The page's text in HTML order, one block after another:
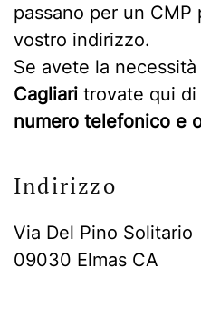
passano per un CMP
vostro indirizzo.
Se avete la
Cagliari trovate qui di
numero telefonico e
Indirizzo
Via Del Pino Solitario
09030 Elmas CA